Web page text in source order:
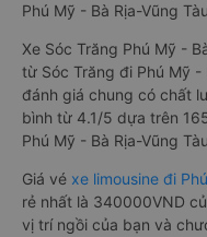
Phú Mỹ - Bà Rịa-Vũng
Xe Sóc Trăng Phú Mỹ -
từ Sóc Trăng đi Phú Mỹ -
đánh giá chung có chất
bình từ 4.1/5 dựa trên
Phú Mỹ - Bà Rịa-Vũng
Giá vé xe limousine đi
rẻ nhất là 340000VND
vị trí ngồi của bạn và